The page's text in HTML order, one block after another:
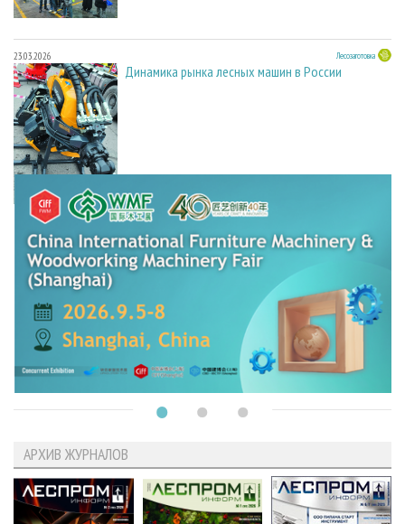
23.03.2026 Лесозаготовка
Динамика рынка лесных машин в России
АРХИВ ЖУРНАЛОВ